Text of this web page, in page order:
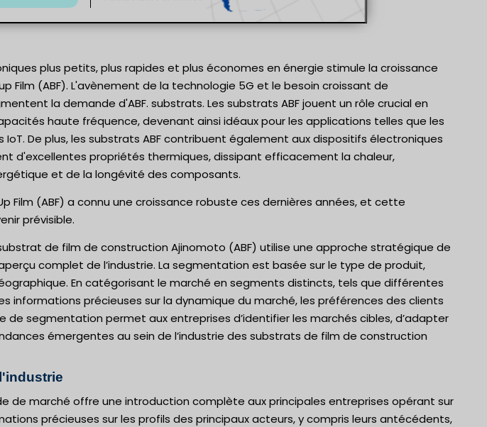
plus petits, plus rapides et plus économes en énergie stimule la croissance
Film (ABF). L'avènement de la technologie 5G et le besoin croissant de
la demande d'ABF. substrats. Les substrats ABF jouent un rôle crucial en
haute fréquence, devenant ainsi idéaux pour les applications telles que les
De plus, les substrats ABF contribuent également aux dispositifs électroniques
d'excellentes propriétés thermiques, dissipant efficacement la chaleur,
et de la longévité des composants.
Film (ABF) a connu une croissance robuste ces dernières années, et cette
prévisible.
de film de construction Ajinomoto (ABF) utilise une approche stratégique de
complet de l’industrie. La segmentation est basée sur le type de produit,
En catégorisant le marché en segments distincts, tels que différentes
informations précieuses sur la dynamique du marché, les préférences des clients
de segmentation permet aux entreprises d’identifier les marchés cibles, d’adapter
émergentes au sein de l’industrie des substrats de film de construction
de marché offre une introduction complète aux principales entreprises opérant sur
précieuses sur les profils des principaux acteurs, y compris leurs antécédents,